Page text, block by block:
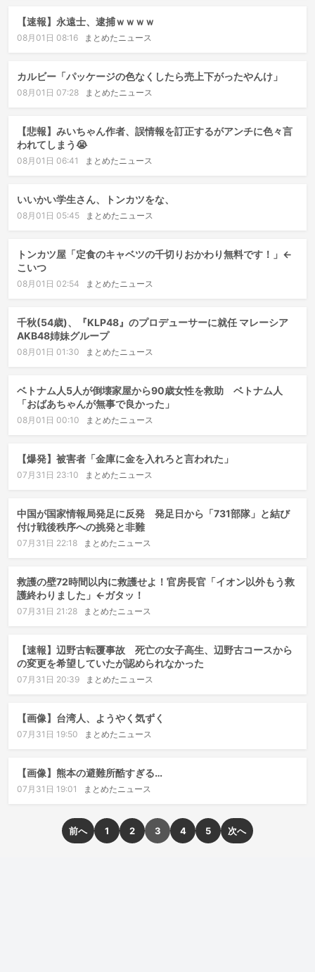
【速報】永遠士、逮捕ｗｗｗｗ
08月01日 08:16 まとめたニュース
カルビー「パッケージの色なくしたら売上下がったやんけ」
08月01日 07:28 まとめたニュース
【悲報】みいちゃん作者、誤情報を訂正するがアンチに色々言
われてしまう😭
08月01日 06:41 まとめたニュース
いいかい学生さん、トンカツをな、
08月01日 05:45 まとめたニュース
トンカツ屋「定食のキャベツの千切りおかわり無料です！」←
こいつ
08月01日 02:54 まとめたニュース
千秋(54歳)、『KLP48』のプロデューサーに就任 マレーシア
AKB48姉妹グループ
08月01日 01:30 まとめたニュース
ベトナム人5人が倒壊家屋から90歳女性を救助 ベトナム人
「おばあちゃんが無事で良かった」
08月01日 00:10 まとめたニュース
【爆発】被害者「金庫に金を入れろと言われた」
07月31日 23:10 まとめたニュース
中国が国家情報局発足に反発 発足日から「731部隊」と結び
付け戦後秩序への挑発と非難
07月31日 22:18 まとめたニュース
救護の壁72時間以内に救護せよ！官房長官「イオン以外もう救
護終わりました」←ガタッ！
07月31日 21:28 まとめたニュース
【速報】辺野古転覆事故 死亡の女子高生、辺野古コースから
の変更を希望していたが認められなかった
07月31日 20:39 まとめたニュース
【画像】台湾人、ようやく気ずく
07月31日 19:50 まとめたニュース
【画像】熊本の避難所酷すぎる…
07月31日 19:01 まとめたニュース
前へ 1 2 3 4 5 次へ